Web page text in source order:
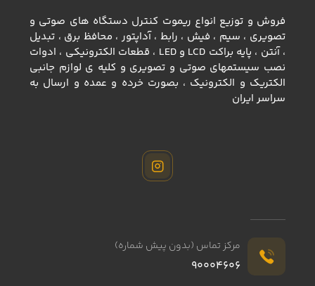
فروش و توزیع انواع ريموت كنترل دستگاه های صوتی و
تصویری ، سيم ، فيش ، رابط ، آداپتور ، محافظ برق ، تبديل
، آنتن ، پايه براكت LCD و LED ، قطعات الكترونيكي ، ادوات
نصب سيستمهاي صوتي و تصويري و كليه ي لوازم جانبي
الكتريك و الكترونيك ، بصورت خرده و عمده و ارسال به
سراسر ايران
مرکز تماس (بدون پیش شماره)
90004606